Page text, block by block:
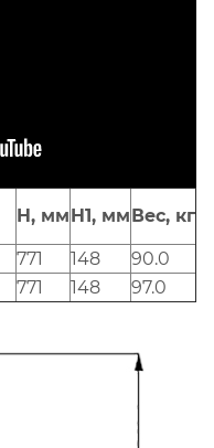
H, ммH1, ммВес, кг
771 148
90.0
771 148 97.0